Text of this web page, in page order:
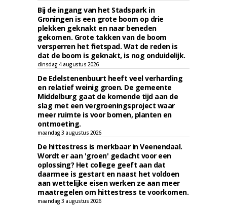
Bij de ingang van het Stadspark in
Groningen is een grote boom op drie
plekken geknakt en naar beneden
gekomen. Grote takken van de boom
versperren het fietspad. Wat de reden is
dat de boom is geknakt, is nog onduidelijk.
dinsdag 4 augustus 2026
De Edelstenenbuurt heeft veel verharding
en relatief weinig groen. De gemeente
Middelburg gaat de komende tijd aan de
slag met een vergroeningsproject waar
meer ruimte is voor bomen, planten en
ontmoeting.
maandag 3 augustus 2026
De hittestress is merkbaar in Veenendaal.
Wordt er aan 'groen' gedacht voor een
oplossing? Het college geeft aan dat
daarmee is gestart en naast het voldoen
aan wettelijke eisen werken ze aan meer
maatregelen om hittestress te voorkomen.
maandag 3 augustus 2026